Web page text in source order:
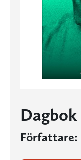
Dagbok
Författare: